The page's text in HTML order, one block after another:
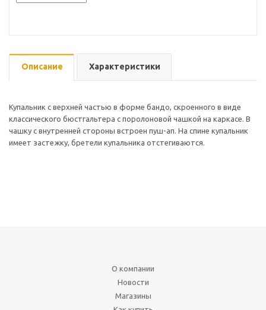
Описание Характеристики
Купальник с верхней частью в форме бандо, скроенного в виде
классического бюстгальтера с поролоновой чашкой на каркасе. В
чашку с внутренней стороны встроен пуш-ап. На спине купальник
имеет застежку, бретели купальника отстегиваются.
О компании
Новости
Магазины